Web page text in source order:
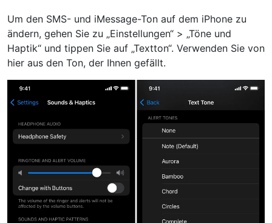
Um den SMS- und iMessage-Ton auf dem iPhone zu
ändern, gehen Sie zu „Einstellungen“ > „Töne und
Haptik“ und tippen Sie auf „Textton“. Verwenden Sie von
hier aus den Ton, der Ihnen gefällt.